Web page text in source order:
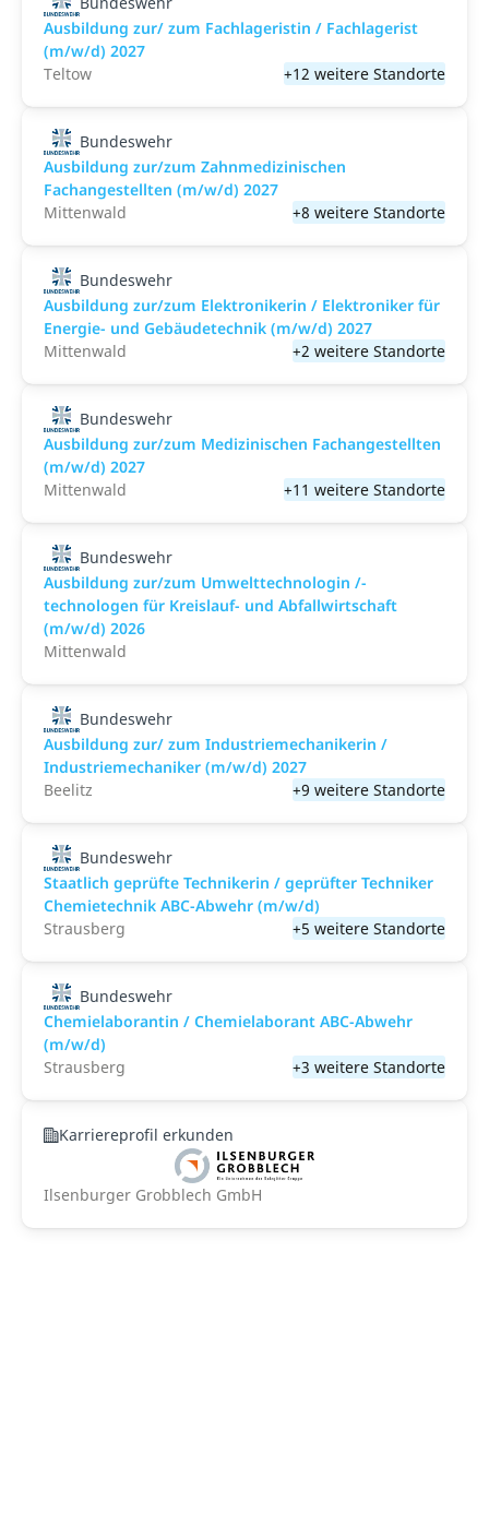
Ausbildung zur/ zum Fachlageristin / Fachlagerist
(m/w/d) 2027
Teltow
+12 weitere Standorte
Bundeswehr
Ausbildung zur/zum Zahnmedizinischen
Fachangestellten (m/w/d) 2027
Mittenwald
+8 weitere Standorte
Bundeswehr
Ausbildung zur/zum Elektronikerin / Elektroniker für
Energie- und Gebäudetechnik (m/w/d) 2027
Mittenwald
+2 weitere Standorte
Bundeswehr
Ausbildung zur/zum Medizinischen Fachangestellten
(m/w/d) 2027
Mittenwald
+11 weitere Standorte
Bundeswehr
Ausbildung zur/zum Umwelttechnologin /-
technologen für Kreislauf- und Abfallwirtschaft
(m/w/d) 2026
Mittenwald
Bundeswehr
Ausbildung zur/ zum Industriemechanikerin /
Industriemechaniker (m/w/d) 2027
Beelitz
+9 weitere Standorte
Bundeswehr
Staatlich geprüfte Technikerin / geprüfter Techniker
Chemietechnik ABC-Abwehr (m/w/d)
Strausberg
+5 weitere Standorte
Bundeswehr
Chemielaborantin / Chemielaborant ABC-Abwehr
(m/w/d)
Strausberg
+3 weitere Standorte
Karriereprofil erkunden
Ilsenburger Grobblech GmbH